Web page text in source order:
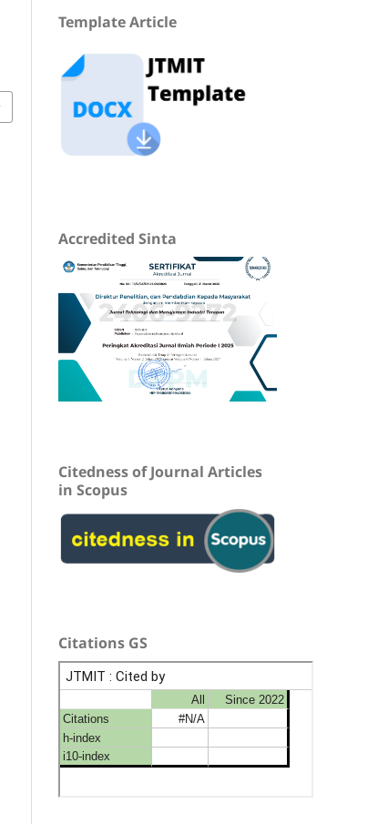
Template Article
Accredited Sinta
Citedness of Journal Articles
in Scopus
Citations GS